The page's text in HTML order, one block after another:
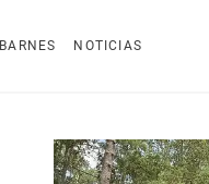
BARNES NOTICIAS